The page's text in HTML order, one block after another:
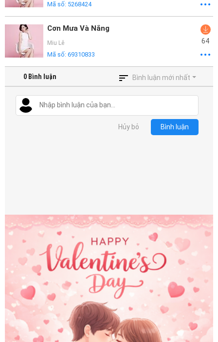
Mã số: 5268424
Cơn Mưa Và Nắng
Miu Lê
Mã số: 69310833
64
0 Bình luận Bình luận mới nhất
Hủy bỏ Bình luận